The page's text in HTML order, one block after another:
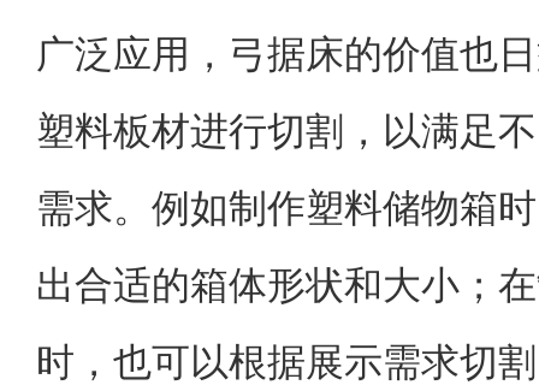
广泛应用，弓据床的价值也
塑料板材进行切割，以满足
需求。例如制作塑料储物箱
出合适的箱体形状和大小；
时，也可以根据展示需求切